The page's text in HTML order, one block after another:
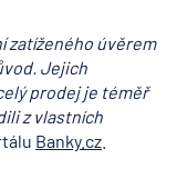
zatíženého úvěrem
Jejich
prodej je téměř
z vlastních
Banky.cz